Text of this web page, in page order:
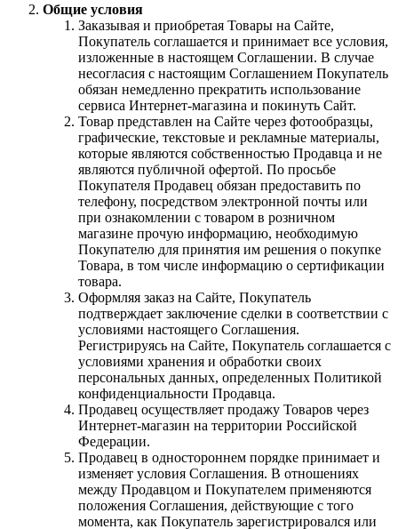
Общие условия
Заказывая и приобретая Товары на Сайте,
Покупатель соглашается и принимает все условия,
изложенные в настоящем Соглашении. В случае
несогласия с настоящим Соглашением Покупатель
обязан немедленно прекратить использование
сервиса Интернет-магазина и покинуть Сайт.
Товар представлен на Сайте через фотообразцы,
графические, текстовые и рекламные материалы,
которые являются собственностью Продавца и не
являются публичной офертой. По просьбе
Покупателя Продавец обязан предоставить по
телефону, посредством электронной почты или
при ознакомлении с товаром в розничном
магазине прочую информацию, необходимую
Покупателю для принятия им решения о покупке
Товара, в том числе информацию о сертификации
товара.
Оформляя заказ на Сайте, Покупатель
подтверждает заключение сделки в соответствии с
условиями настоящего Соглашения.
Регистрируясь на Сайте, Покупатель соглашается с
условиями хранения и обработки своих
персональных данных, определенных Политикой
конфиденциальности Продавца.
Продавец осуществляет продажу Товаров через
Интернет-магазин на территории Российской
Федерации.
Продавец в одностороннем порядке принимает и
изменяет условия Соглашения. В отношениях
между Продавцом и Покупателем применяются
положения Соглашения, действующие с того
момента, как Покупатель зарегистрировался или